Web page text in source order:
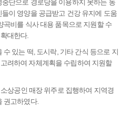
단으로 경로당을 이용하지 못하는 동
이 영양을 공급받고 건강 유지에 도움
곡비를 식사 대용 품목으로 지원할 수
대한다.
있는 떡, 도시락, 기타 간식 등으로 지
려하여 자체계획을 수립하여 지원할
상공인 매장 위주로 집행하여 지역경
권고하였다.